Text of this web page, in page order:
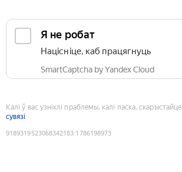
Я не робат
Націсніце, каб працягнуць
SmartCaptcha by Yandex Cloud
Калі ў вас узніклі праблемы, калі ласка, скарыстайце
сувязі
9189319523068342183:1786198973